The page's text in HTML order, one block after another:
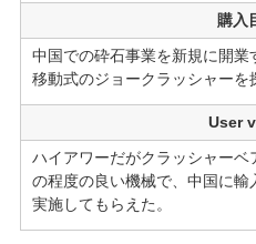
購入
中国での砕石事業を新規に開
移動式のジョークラッシャーを
User
ハイアワーだがクラッシャー
の程度の良い機械で、中国に輸
実施してもらえた。